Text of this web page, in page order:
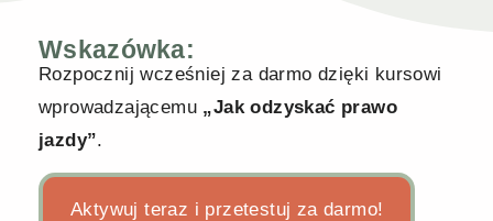
Wskazówka:
Rozpocznij wcześniej za darmo dzięki kursowi
wprowadzającemu „Jak odzyskać prawo
jazdy”.
Aktywuj teraz i przetestuj za darmo!